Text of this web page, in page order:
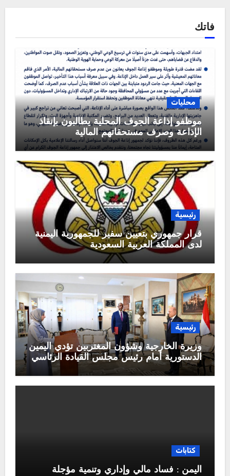
فاتك
محليات
موظفو إذاعة الجوف المحلية يطالبون بإنقاذ
الإذاعة وصرف مستحقاتهم المالية
رئيسية
قرار جمهوري بتعيين سفير للجمهورية اليمنية
لدى المملكة العربية السعودية
رئيسية
وزيرة الخارجية وشؤون المغتربين تؤدي اليمين
الدستورية أمام رئيس مجلس القيادة الرئاسي
كتابات
اليمن : فساد مالي وإداري وتنمية مؤجلة